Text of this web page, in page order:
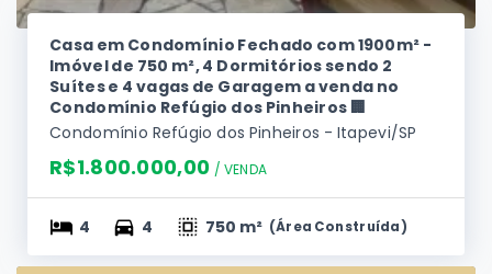
Ref.:JM1002
Casa em Condomínio Fechado com 1900m² -
Imóvel de 750 m², 4 Dormitórios sendo 2
Suítes e 4 vagas de Garagem a venda no
Condomínio Refúgio dos Pinheiros 🏢
Condomínio Refúgio dos Pinheiros - Itapevi/SP
R$1.800.000,00 / VENDA